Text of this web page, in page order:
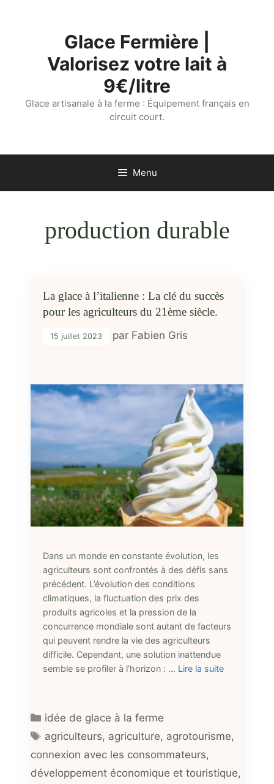
Glace Fermière |
Valorisez votre lait à
9€/litre
Glace artisanale à la ferme : Équipement français en
circuit court.
Menu
production durable
La glace à l’italienne : La clé du succès
pour les agriculteurs du 21ème siècle.
15 juillet 2023 par Fabien Gris
Dans un monde en constante évolution, les
agriculteurs sont confrontés à des défis sans
précédent. L’évolution des conditions
climatiques, la fluctuation des prix des
produits agricoles et la pression de la
concurrence mondiale sont autant de facteurs
qui peuvent rendre la vie des agriculteurs
difficile. Cependant, une solution inattendue
semble se profiler à l’horizon : … Lire la suite
Catégories
idée de glace à la ferme
Étiquettes
agriculteurs, agriculture, agrotourisme,
connexion avec les consommateurs,
développement économique et touristique,